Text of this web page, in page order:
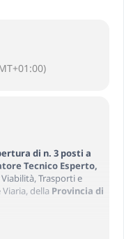
di n. 3 posti a
Tecnico Esperto,
Trasporti e
della Provincia di